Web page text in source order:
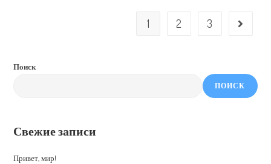
1 2 3 Go to the
Поиск
ПОИСК
Свежие записи
Привет, мир!